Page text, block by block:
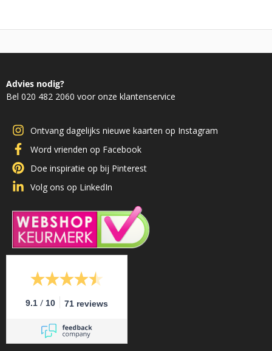
Advies nodig?
Bel 020 482 2060 voor onze klantenservice
Ontvang dagelijks nieuwe kaarten op Instagram
Word vrienden op Facebook
Doe inspiratie op bij Pinterest
Volg ons op LinkedIn
9.1 / 10 71 reviews